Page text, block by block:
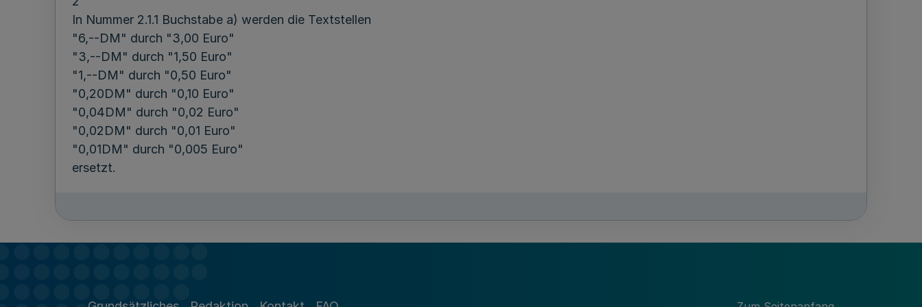
In Nummer 2.1.1 Buchstabe a) werden die Textstellen
"6,--DM" durch "3,00 Euro"
"3,--DM" durch "1,50 Euro"
"1,--DM" durch "0,50 Euro"
"0,20DM" durch "0,10 Euro"
"0,04DM" durch "0,02 Euro"
"0,02DM" durch "0,01 Euro"
"0,01DM" durch "0,005 Euro"
ersetzt.